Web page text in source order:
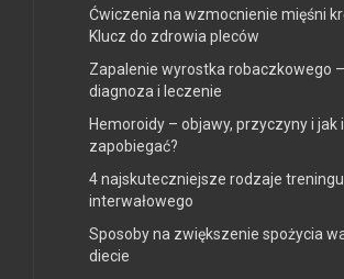
Ćwiczenia na wzmocnienie mięśni
Klucz do zdrowia pleców
Zapalenie wyrostka robaczkowego
diagnoza i leczenie
Hemoroidy – objawy, przyczyny i jak
zapobiegać?
4 najskuteczniejsze rodzaje treningu
interwałowego
Sposoby na zwiększenie spożycia
diecie